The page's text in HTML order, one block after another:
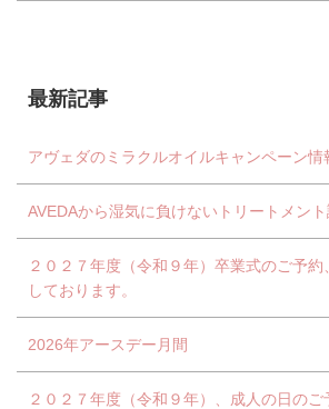
最新記事
アヴェダのミラクルオイルキャンペーン
AVEDAから湿気に負けないトリートメント
２０２７年度（令和９年）卒業式のご予
しております。
2026年アースデー月間
２０２７年度（令和９年）、成人の日のご